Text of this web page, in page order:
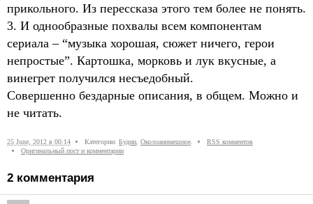
прикольного. Из перессказа этого тем более не понять.
3. И однообразные похвалы всем компонентам
сериала – “музыка хорошая, сюжет ничего, герои
непростые”. Картошка, морковь и лук вкусные, а
винегрет получился несъедобный.
Совершенно бездарные описания, в общем. Можно и
не читать.
25 June, 2012 в 00:14 Категории: Будни Околоанимешное
RSS комментов
Оригинальный пост и комментарии
2 комментария